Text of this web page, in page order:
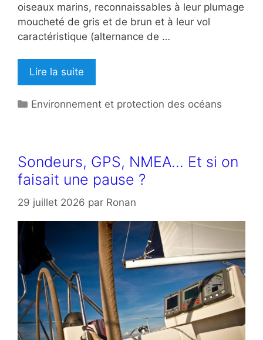
oiseaux marins, reconnaissables à leur plumage
moucheté de gris et de brun et à leur vol
caractéristique (alternance de …
Lire la suite
Catégories
Environnement et protection des océans
Sondeurs, GPS, NMEA… Et si on
faisait une pause ?
29 juillet 2026 par Ronan